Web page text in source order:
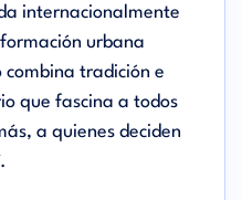
internacionalmente
urbana
combina tradición e
que fascina a todos
a quienes deciden